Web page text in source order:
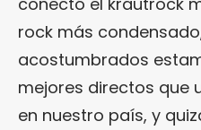
rock más
acostumbrados
mejores directos que
en nuestro país, y